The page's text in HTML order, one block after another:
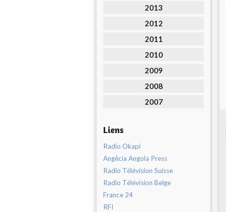
2013
2012
2011
2010
2009
2008
2007
Liens
Radio Okapi
Angêcia Angola Press
Radio Télévision Suisse
Radio Télévision Belge
France 24
RFI